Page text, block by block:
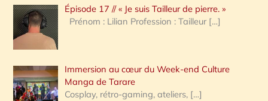
h
e
:
Épisode 17 // « Je suis Tailleur de pierre. »
Prénom : Lilian Profession : Tailleur […]
Immersion au cœur du Week-end Culture
Manga de Tarare
Cosplay, rétro-gaming, ateliers, […]